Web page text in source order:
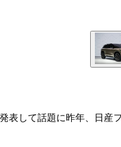
表して話題に昨年、日産